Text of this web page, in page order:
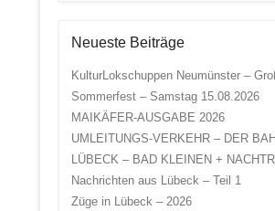
Neueste Beiträge
KulturLokschuppen Neumünster –
Sommerfest – Samstag 15.08.2026
MAIKÄFER-AUSGABE 2026
UMLEITUNGS-VERKEHR – DER
LÜBECK – BAD KLEINEN +
Nachrichten aus Lübeck – Teil 1
Züge in Lübeck – 2026